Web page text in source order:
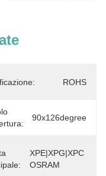
ROHS
90x126degree
XPE|XPG|XPC
OSRAM